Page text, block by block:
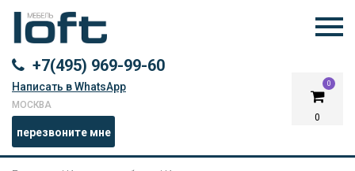
0
0
+7(495) 969-99-60
Написать в WhatsApp
МОСКВА
перезвоните мне